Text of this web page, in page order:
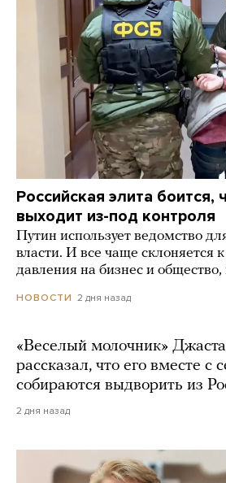
Российская элита боится,
выходит из-под контроля
Путин использует ведомство
власти. И все чаще склоняется
давления на бизнес и
НОВОСТИ 2 дня назад
«Веселый молочник»
рассказал, что его вместе с
собираются выдворить из
2 дня назад